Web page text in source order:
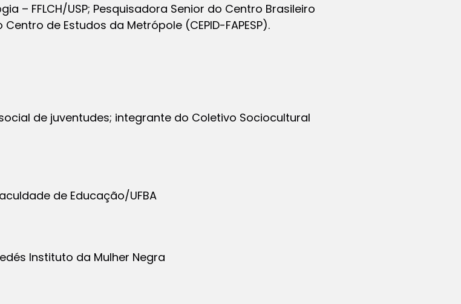
– FFLCH/USP; Pesquisadora Senior do Centro Brasileiro
de Estudos da Metrópole (CEPID-FAPESP).
de juventudes; integrante do Coletivo Sociocultural
de Educação/UFBA
Instituto da Mulher Negra